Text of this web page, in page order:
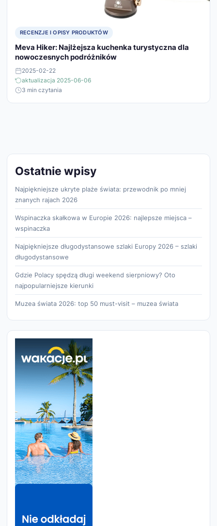
RECENZJE I OPISY PRODUKTÓW
Meva Hiker: Najlżejsza kuchenka turystyczna dla
nowoczesnych podróżników
2025-02-22
aktualizacja 2025-06-06
3 min czytania
Ostatnie wpisy
Najpiękniejsze ukryte plaże świata: przewodnik po mniej
znanych rajach 2026
Wspinaczka skałkowa w Europie 2026: najlepsze miejsca –
wspinaczka
Najpiękniejsze długodystansowe szlaki Europy 2026 – szlaki
długodystansowe
Gdzie Polacy spędzą długi weekend sierpniowy? Oto
najpopularniejsze kierunki
Muzea świata 2026: top 50 must-visit – muzea świata